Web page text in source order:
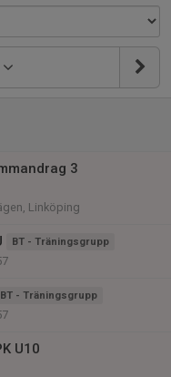
3
Linköping
BT - Träningsgrupp
BT - Träningsgrupp
U10